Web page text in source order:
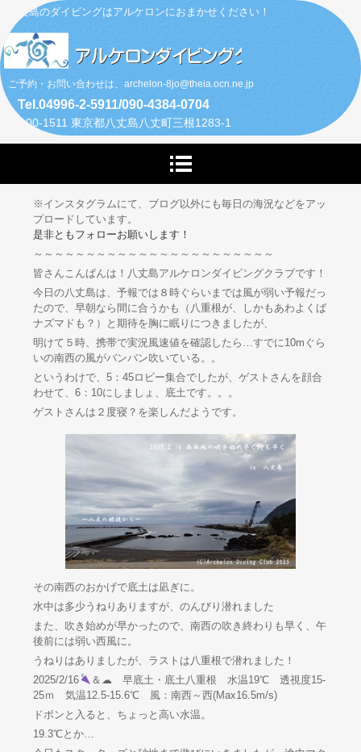
八丈島のダイビングはアルケロンにおまかせください！
ご予約・お問い合わせは、archelon-8jo@theia.ocn.ne.jp
Tel.04996-2-5911/090-4384-0704
〒100-1511 東京都八丈島八丈町三根1283-1
※インスタグラムにて、ブログ以外にも毎日の海況などをアッ
プロードしています。
是非ともフォローお願いします！
～～～～～～～～～～～～～～～～～～～～～～～
皆さんこんばんは！八丈島アルケロンダイビングクラブです！
今日の八丈島は、予報では８時ぐらいまでは風が弱い予報だっ
たので、早朝なら間に合うかも（八重根が、しかもあわよくば
ナズマドも？）と期待を胸に眠りにつきましたが、
明けて５時、携帯で実況風速値を確認したら…すでに10mぐら
いの南西の風がバンバン吹いている。。
というわけで、5：45ロビー集合でしたが、ゲストさんを顔合
わせて、6：10にしましょ、底土です。。。
ゲストさんは２度寝？を楽しんだようです。
その南西のおかげで底土は凪ぎに。
水中は多少うねりありますが、のんびり潜れました
また、吹き始めが早かったので、南西の吹き終わりも早く、午
後前には弱い西風に。
うねりはありましたが、ラストは八重根で潜れました！
2025/2/16
＆☁ 早底土・底土八重根 水温19℃ 透視度15-
25ｍ 気温12.5-15.6℃ 風：南西～西(Max16.5m/s)
ドボンと入ると、ちょっと高い水温。
19.3℃とか…